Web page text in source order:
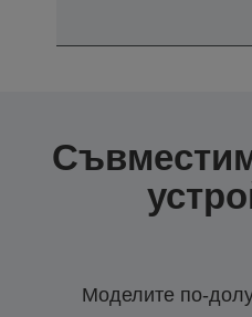
Моделите по-